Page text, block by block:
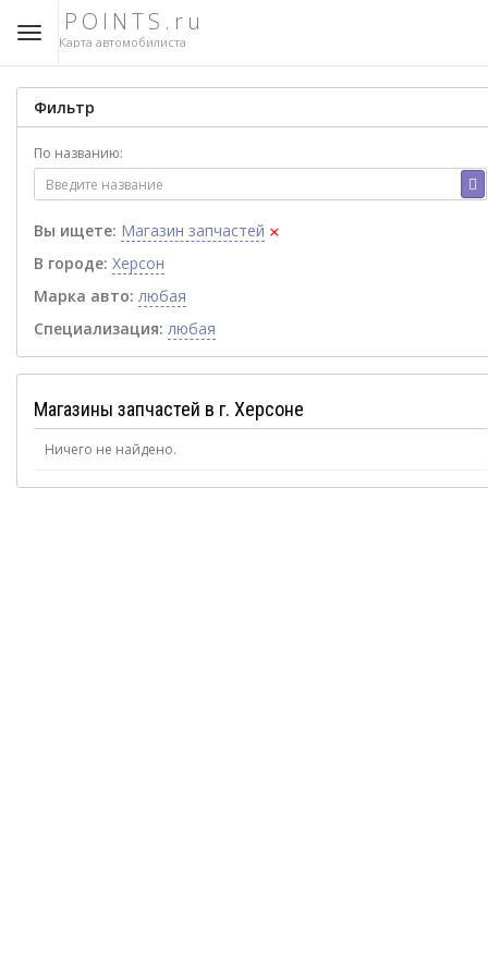
POINTS.ru
Карта автомобилиста
Фильтр
По названию:
Вы ищете: Магазин запчастей ×
В городе: Херсон
Марка авто: любая
Специализация: любая
Магазины запчастей в г. Херсоне
Ничего не найдено.